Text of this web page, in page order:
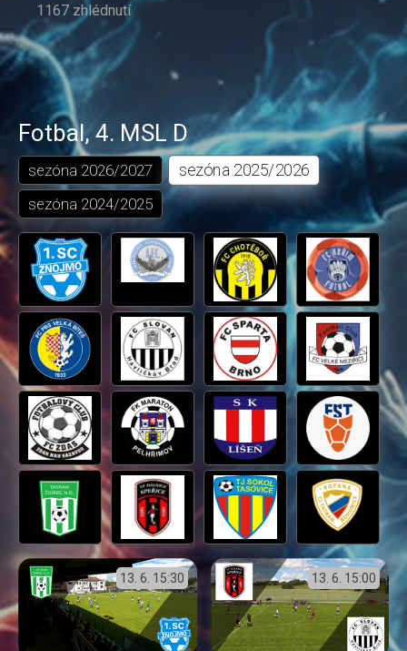
1167 zhlédnutí
Fotbal, 4. MSL D
sezóna 2026/2027 sezóna 2025/2026
sezóna 2024/2025
13. 6. 15:30 13. 6. 15:00